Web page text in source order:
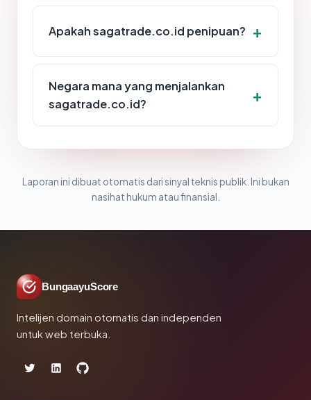
Apakah sagatrade.co.id penipuan?
Negara mana yang menjalankan
sagatrade.co.id?
Laporan ini dibuat otomatis dari sinyal teknis publik. Ini bukan
nasihat hukum atau finansial.
BungaayuScore
Intelijen domain otomatis dan independen
untuk web terbuka.